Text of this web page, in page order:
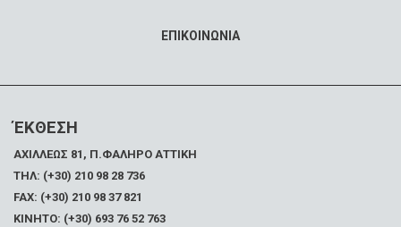
ΕΠΙΚΟΙΝΩΝΙΑ
ΈΚΘΕΣΗ
ΑΧΙΛΛΕΩΣ 81, Π.ΦΑΛΗΡΟ ΑΤΤΙΚΗ
ΤΗΛ: (+30) 210 98 28 736
FAX: (+30) 210 98 37 821
ΚΙΝΗΤΟ: (+30) 693 76 52 763